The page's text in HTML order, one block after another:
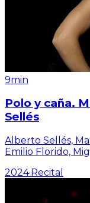
9min
Polo y caña.
Sellés
Alberto Sellés,
Emilio Florido,
2024·Recital